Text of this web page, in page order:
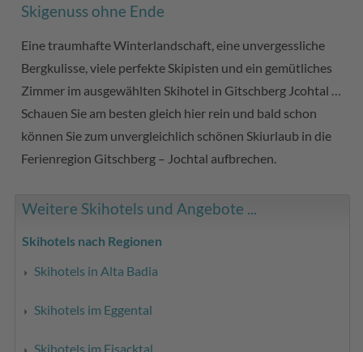
Skigenuss ohne Ende
Eine traumhafte Winterlandschaft, eine unvergessliche
Bergkulisse, viele perfekte Skipisten und ein gemütliches
Zimmer im ausgewählten Skihotel in Gitschberg Jcohtal …
Schauen Sie am besten gleich hier rein und bald schon
können Sie zum unvergleichlich schönen Skiurlaub in die
Ferienregion Gitschberg – Jochtal aufbrechen.
Weitere Skihotels und Angebote ...
Skihotels nach Regionen
Skihotels in Alta Badia
Skihotels im Eggental
Skihotels im Eisacktal